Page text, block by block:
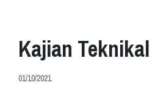
Kajian Teknikal
01/10/2021